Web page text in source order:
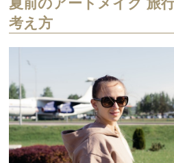
考え方